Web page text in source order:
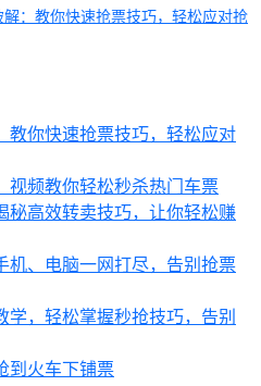
：教你快速抢票技巧，轻松应对抢
教你快速抢票技巧，轻松应对
视频教你轻松秒杀热门车票
秘高效转卖技巧，让你轻松赚
机、电脑一网打尽，告别抢票
学，轻松掌握秒抢技巧，告别
到火车下铺票